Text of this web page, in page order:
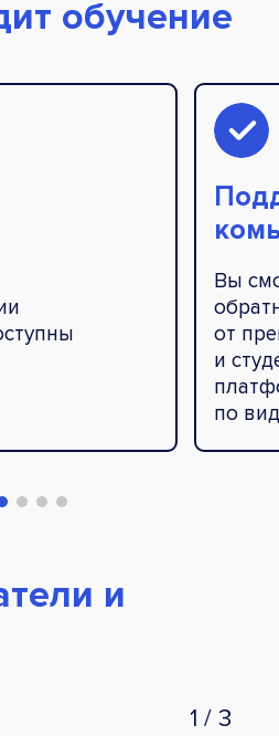
обучение
Вы
от
и
по
и
1 / 3